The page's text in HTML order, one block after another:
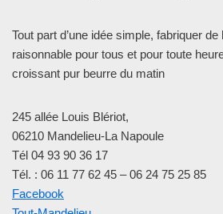
Tout part d’une idée simple, fabriquer
raisonnable pour tous et pour toute
croissant pur beurre du matin
245 allée Louis Blériot,
06210 Mandelieu-La Napoule
Tél 04 93 90 36 17
Tél. : 06 11 77 62 45 – 06 24 75 25 85
Facebook